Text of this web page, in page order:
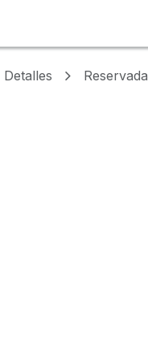
Detalles Reservada